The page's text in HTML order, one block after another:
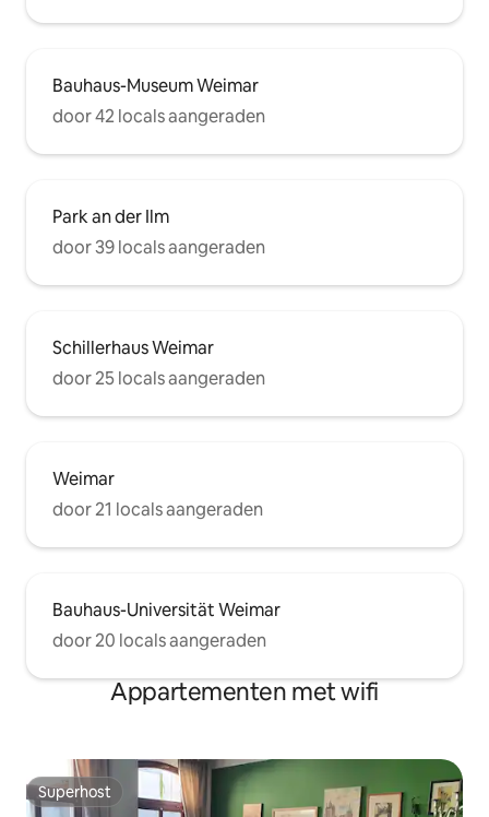
Bauhaus-Museum Weimar
door 42 locals aangeraden
Park an der Ilm
door 39 locals aangeraden
Schillerhaus Weimar
door 25 locals aangeraden
Weimar
door 21 locals aangeraden
Bauhaus-Universität Weimar
door 20 locals aangeraden
Appartementen met wifi
Superhost
Superhost